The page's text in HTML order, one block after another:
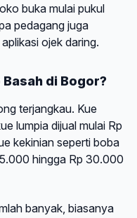
buka mulai pukul
pedagang juga
ojek daring.
di Bogor?
terjangkau. Kue
lumpia dijual mulai Rp
kekinian seperti boba
hingga Rp 30.000
banyak, biasanya